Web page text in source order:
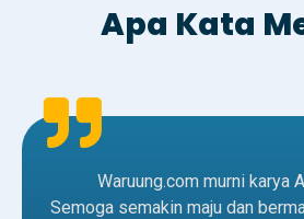
Apa Kata
Waruung.com murni karya
Semoga semakin maju dan